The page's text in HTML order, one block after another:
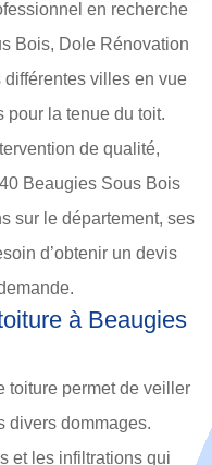
en recherche
Bois, Dole Rénovation
différentes villes en vue
pour la tenue du toit.
de qualité,
Beaugies Sous Bois
sur le département, ses
d’obtenir un devis
à Beaugies
toiture permet de veiller
divers dommages.
et les infiltrations qui